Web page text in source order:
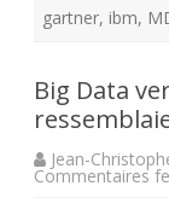
gartner, ibm,
Big Data
Jean-
Commentaires